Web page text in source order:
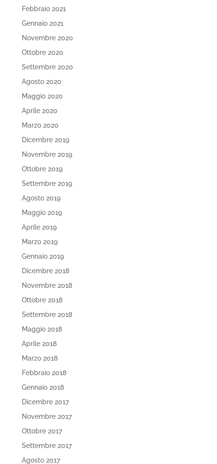
Febbraio 2021
Gennaio 2021
Novembre 2020
Ottobre 2020
Settembre 2020
Agosto 2020
Maggio 2020
Aprile 2020
Marzo 2020
Dicembre 2019
Novembre 2019
Ottobre 2019
Settembre 2019
Agosto 2019
Maggio 2019
Aprile 2019
Marzo 2019
Gennaio 2019
Dicembre 2018
Novembre 2018
Ottobre 2018
Settembre 2018
Maggio 2018
Aprile 2018
Marzo 2018
Febbraio 2018
Gennaio 2018
Dicembre 2017
Novembre 2017
Ottobre 2017
Settembre 2017
Agosto 2017